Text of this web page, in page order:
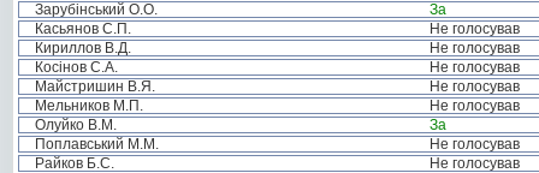
Зарубінський О.О.
За
Касьянов С.П.
Не голосував
Кириллов В.Д.
Не голосував
Косінов С.А.
Не голосував
Майстришин В.Я.
Не голосував
Мельников М.П.
Не голосував
Олуйко В.М.
За
Поплавський М.М.
Не голосував
Райков Б.С.
Не голосував